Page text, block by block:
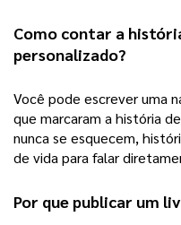
Como contar a
personalizado?
Você pode escrever uma
que marcaram a história
nunca se esquecem,
de vida para falar
Por que publicar um